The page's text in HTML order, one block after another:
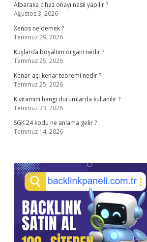
Albaraka cihaz onayı nasıl yapılır ?
Ağustos 3, 2026
Xenos ne demek ?
Temmuz 29, 2026
Kuşlarda boşaltım organı nedir ?
Temmuz 25, 2026
Kenar-açı-kenar teoremi nedir ?
Temmuz 25, 2026
K vitamini hangi durumlarda kullanılır ?
Temmuz 23, 2026
SGK 24 kodu ne anlama gelir ?
Temmuz 14, 2026